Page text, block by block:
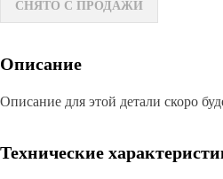
СНЯТО С ПРОДАЖИ
Описание
Описание для этой детали скоро
Технические